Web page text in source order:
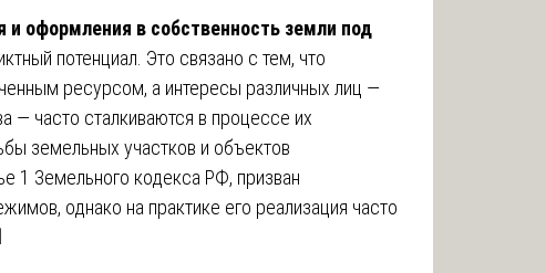
и оформления в собственность земли под
потенциал. Это связано с тем, что
ресурсом, а интересы различных лиц —
— часто сталкиваются в процессе их
земельных участков и объектов
1 Земельного кодекса РФ, призван
однако на практике его реализация часто